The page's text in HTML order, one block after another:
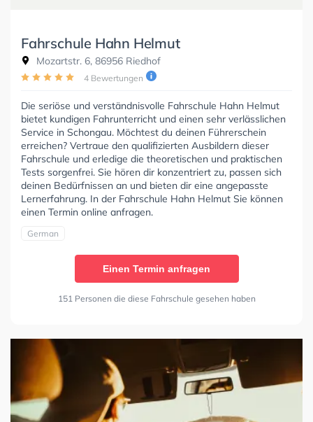
Fahrschule Hahn Helmut
Mozartstr. 6, 86956 Riedhof
4 Bewertungen
Die seriöse und verständnisvolle Fahrschule Hahn Helmut
bietet kundigen Fahrunterricht und einen sehr verlässlichen
Service in Schongau. Möchtest du deinen Führerschein
erreichen? Vertraue den qualifizierten Ausbildern dieser
Fahrschule und erledige die theoretischen und praktischen
Tests sorgenfrei. Sie hören dir konzentriert zu, passen sich
deinen Bedürfnissen an und bieten dir eine angepasste
Lernerfahrung. In der Fahrschule Hahn Helmut Sie können
einen Termin online anfragen.
German
Einen Termin anfragen
151 Personen die diese Fahrschule gesehen haben